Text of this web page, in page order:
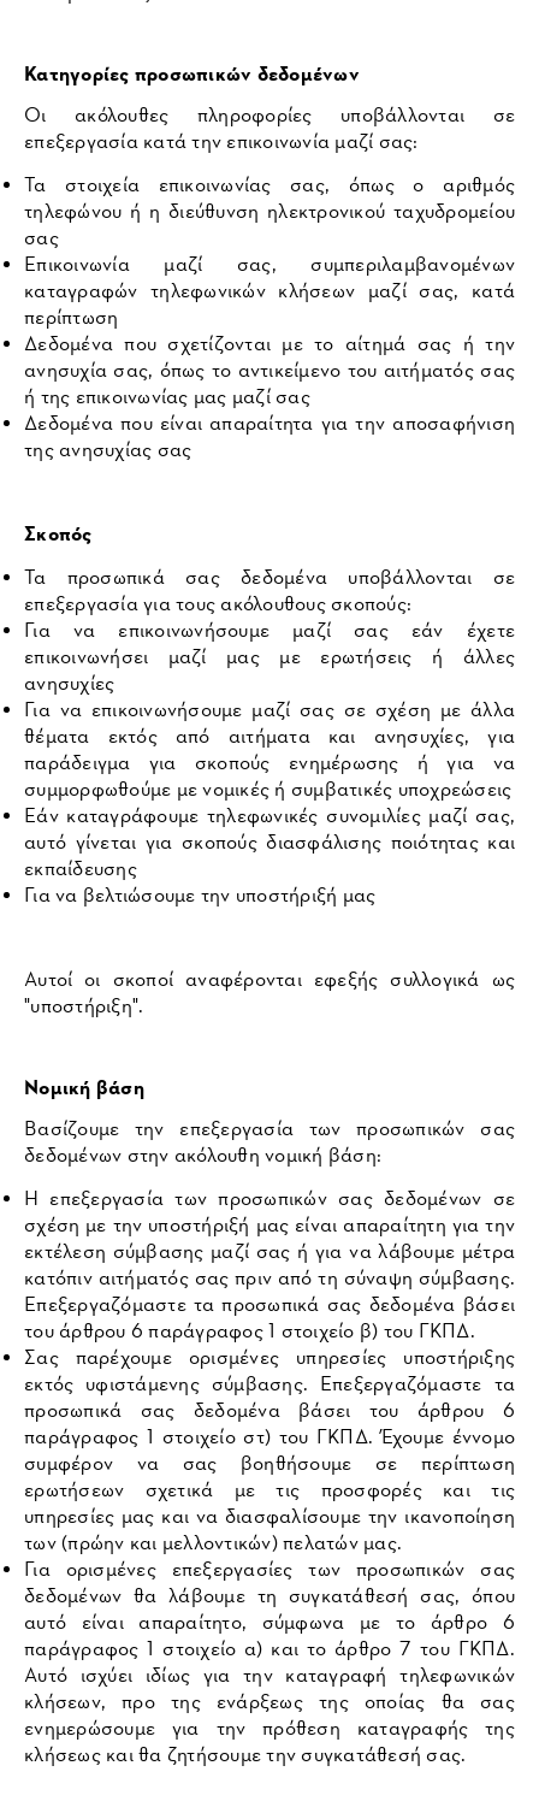
Κατηγορίες προσωπικών δεδομένων
Οι ακόλουθες πληροφορίες υποβάλλονται σε
επεξεργασία κατά την επικοινωνία μαζί σας:
Τα στοιχεία επικοινωνίας σας, όπως ο αριθμός
τηλεφώνου ή η διεύθυνση ηλεκτρονικού ταχυδρομείου
σας
Επικοινωνία μαζί σας, συμπεριλαμβανομένων
καταγραφών τηλεφωνικών κλήσεων μαζί σας, κατά
περίπτωση
Δεδομένα που σχετίζονται με το αίτημά σας ή την
ανησυχία σας, όπως το αντικείμενο του αιτήματός σας
ή της επικοινωνίας μας μαζί σας
Δεδομένα που είναι απαραίτητα για την αποσαφήνιση
της ανησυχίας σας
Σκοπός
Τα προσωπικά σας δεδομένα υποβάλλονται σε
επεξεργασία για τους ακόλουθους σκοπούς:
Για να επικοινωνήσουμε μαζί σας εάν έχετε
επικοινωνήσει μαζί μας με ερωτήσεις ή άλλες
ανησυχίες
Για να επικοινωνήσουμε μαζί σας σε σχέση με άλλα
θέματα εκτός από αιτήματα και ανησυχίες, για
παράδειγμα για σκοπούς ενημέρωσης ή για να
συμμορφωθούμε με νομικές ή συμβατικές υποχρεώσεις
Εάν καταγράφουμε τηλεφωνικές συνομιλίες μαζί σας,
αυτό γίνεται για σκοπούς διασφάλισης ποιότητας και
εκπαίδευσης
Για να βελτιώσουμε την υποστήριξή μας
Αυτοί οι σκοποί αναφέρονται εφεξής συλλογικά ως
"υποστήριξη".
Νομική βάση
Βασίζουμε την επεξεργασία των προσωπικών σας
δεδομένων στην ακόλουθη νομική βάση:
Η επεξεργασία των προσωπικών σας δεδομένων σε
σχέση με την υποστήριξή μας είναι απαραίτητη για την
εκτέλεση σύμβασης μαζί σας ή για να λάβουμε μέτρα
κατόπιν αιτήματός σας πριν από τη σύναψη σύμβασης.
Επεξεργαζόμαστε τα προσωπικά σας δεδομένα βάσει
του άρθρου 6 παράγραφος 1 στοιχείο β) του ΓΚΠΔ.
Σας παρέχουμε ορισμένες υπηρεσίες υποστήριξης
εκτός υφιστάμενης σύμβασης. Επεξεργαζόμαστε τα
προσωπικά σας δεδομένα βάσει του άρθρου 6
παράγραφος 1 στοιχείο στ) του ΓΚΠΔ. Έχουμε έννομο
συμφέρον να σας βοηθήσουμε σε περίπτωση
ερωτήσεων σχετικά με τις προσφορές και τις
υπηρεσίες μας και να διασφαλίσουμε την ικανοποίηση
των (πρώην και μελλοντικών) πελατών μας.
Για ορισμένες επεξεργασίες των προσωπικών σας
δεδομένων θα λάβουμε τη συγκατάθεσή σας, όπου
αυτό είναι απαραίτητο, σύμφωνα με το άρθρο 6
παράγραφος 1 στοιχείο α) και το άρθρο 7 του ΓΚΠΔ.
Αυτό ισχύει ιδίως για την καταγραφή τηλεφωνικών
κλήσεων, προ της ενάρξεως της οποίας θα σας
ενημερώσουμε για την πρόθεση καταγραφής της
κλήσεως και θα ζητήσουμε την συγκατάθεσή σας.